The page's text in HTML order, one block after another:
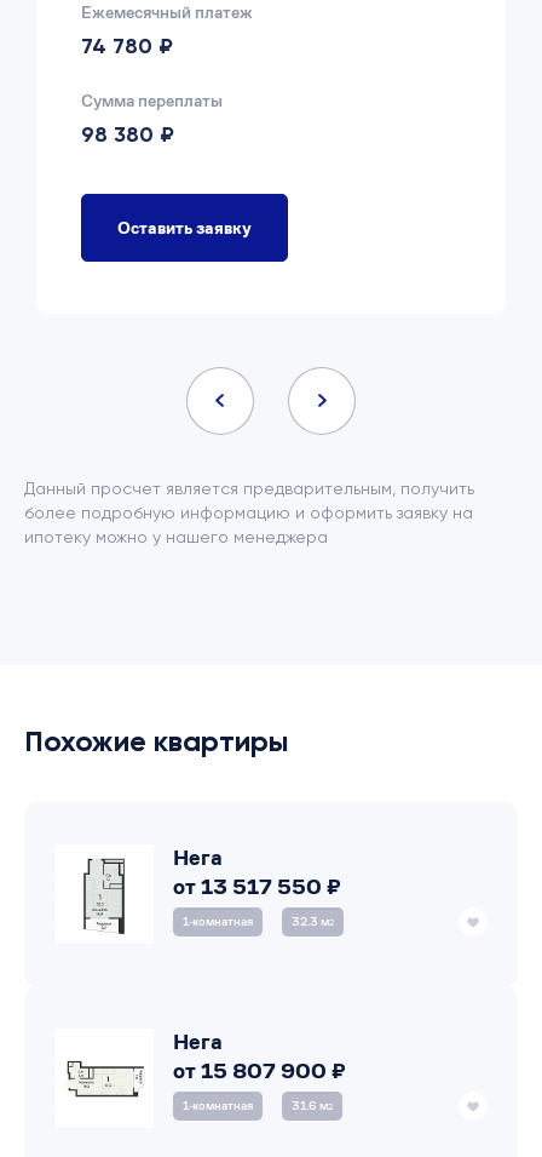
Ежемесячный платеж
74 780 ₽
Сумма переплаты
98 380 ₽
Оставить заявку
Данный просчет является предварительным, получить
более подробную информацию и оформить заявку на
ипотеку можно у нашего менеджера
Похожие квартиры
Нега
от 13 517 550 ₽
1‑комнатная 32.3 м2
Нега
от 15 807 900 ₽
1‑комнатная 31.6 м2